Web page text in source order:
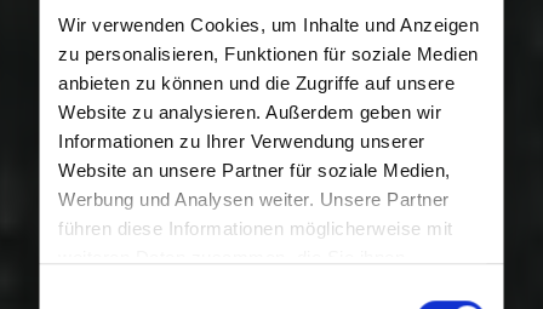
Wir verwenden Cookies, um Inhalte und Anzeigen
zu personalisieren, Funktionen für soziale Medien
anbieten zu können und die Zugriffe auf unsere
Website zu analysieren. Außerdem geben wir
Informationen zu Ihrer Verwendung unserer
Website an unsere Partner für soziale Medien,
Werbung und Analysen weiter. Unsere Partner
führen diese Informationen möglicherweise mit